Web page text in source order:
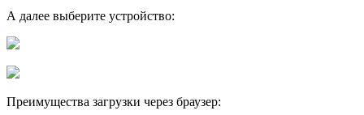
А далее выберите устройство:
Преимущества загрузки через браузер: